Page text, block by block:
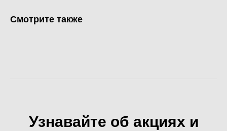
Смотрите также
Узнавайте об акциях и